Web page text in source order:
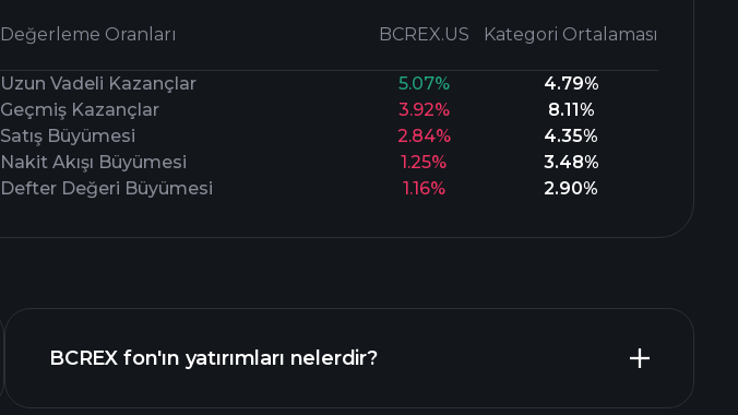
Değerleme Oranları BCREX.US Kategori Ortalaması
Uzun Vadeli Kazançlar 5.07%
4.79%
Geçmiş Kazançlar
3.92%
8.11%
Satış Büyümesi
2.84%
4.35%
Nakit Akışı Büyümesi
1.25%
3.48%
Defter Değeri Büyümesi
1.16% 2.90%
BCREX fon'ın yatırımları nelerdir?